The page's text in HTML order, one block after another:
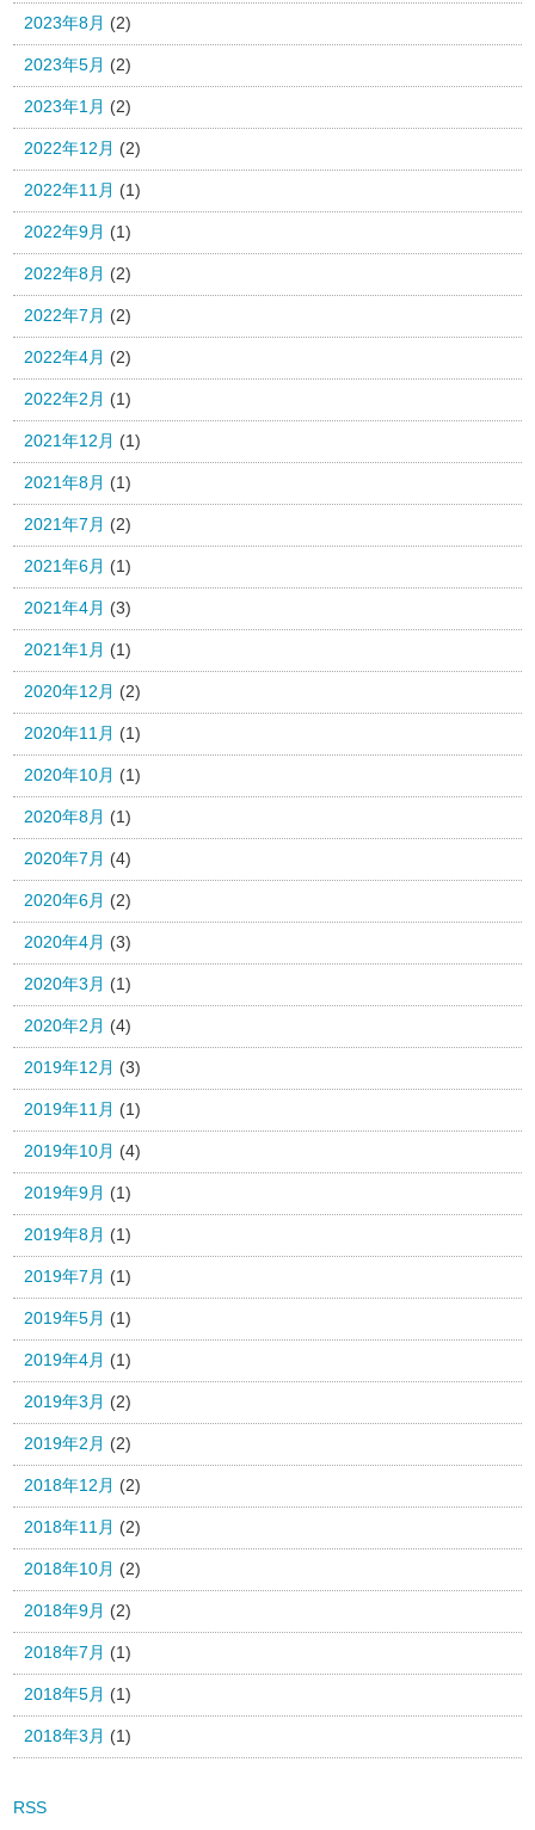
2023年8月 (2)
2023年5月 (2)
2023年1月 (2)
2022年12月 (2)
2022年11月 (1)
2022年9月 (1)
2022年8月 (2)
2022年7月 (2)
2022年4月 (2)
2022年2月 (1)
2021年12月 (1)
2021年8月 (1)
2021年7月 (2)
2021年6月 (1)
2021年4月 (3)
2021年1月 (1)
2020年12月 (2)
2020年11月 (1)
2020年10月 (1)
2020年8月 (1)
2020年7月 (4)
2020年6月 (2)
2020年4月 (3)
2020年3月 (1)
2020年2月 (4)
2019年12月 (3)
2019年11月 (1)
2019年10月 (4)
2019年9月 (1)
2019年8月 (1)
2019年7月 (1)
2019年5月 (1)
2019年4月 (1)
2019年3月 (2)
2019年2月 (2)
2018年12月 (2)
2018年11月 (2)
2018年10月 (2)
2018年9月 (2)
2018年7月 (1)
2018年5月 (1)
2018年3月 (1)
RSS